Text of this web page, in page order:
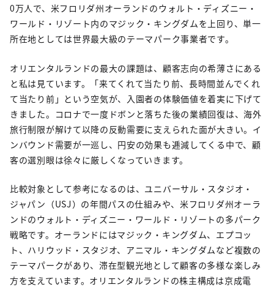
0万人で、米フロリダ州オーランドのウォルト・ディズニー・
ワールド・リゾート内のマジック・キングダムを上回り、単一
所在地としては世界最大級のテーマパーク事業者です。
オリエンタルランドの最大の課題は、顧客志向の希薄さにある
と私は見ています。「来てくれて当たり前、長時間並んでくれ
て当たり前」という空気が、入園者の体験価値を着実に下げて
きました。コロナで一度ドボンと落ちた後の業績回復は、海外
旅行制限が解けて以降の反動需要に支えられた面が大きい。イ
ンバウンド需要が一巡し、円安の効果も逓減してくる中で、顧
客の選別眼は徐々に厳しくなっていきます。
比較対象として参考になるのは、ユニバーサル・スタジオ・
ジャパン（USJ）の年間パスの仕組みや、米フロリダ州オーラ
ンドのウォルト・ディズニー・ワールド・リゾートの多パーク
戦略です。オーランドにはマジック・キングダム、エプコッ
ト、ハリウッド・スタジオ、アニマル・キングダムなど複数の
テーマパークがあり、滞在型観光地として顧客の多様な楽しみ
方を支えています。オリエンタルランドの株主構成は京成電